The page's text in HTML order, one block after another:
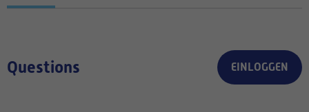
Questions EINLOGGEN